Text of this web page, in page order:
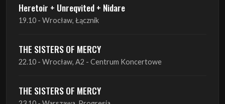
Heretoir + Unreqvited + Nidare
19.10 - Wrocław, Łącznik
THE SISTERS OF MERCY
22.10 - Wrocław, A2 - Centrum Koncertowe
THE SISTERS OF MERCY